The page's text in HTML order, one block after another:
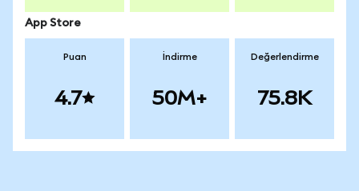
App Store
Puan
4.7
İndirme
50M+
Değerlendirme
75.8K